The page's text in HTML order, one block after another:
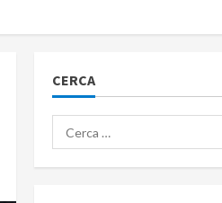
CERCA
Ricerca
per: